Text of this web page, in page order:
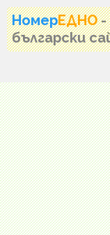
НомерЕДНО -
български